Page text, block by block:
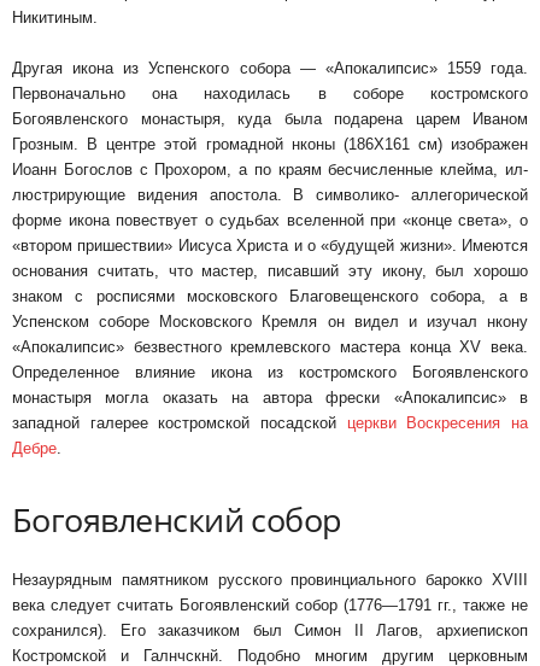
Никитиным.
Другая икона из Успенского собора — «Апока­липсис» 1559 года.
Первоначально она находи­лась в соборе костромского
Богоявленского мо­настыря, куда была подарена царем Иваном
Грозным. В центре этой громадной нконы (186X161 см) изображен
Иоанн Богослов с Прохором, а по краям бесчисленные клейма, ил­
люстрирующие видения апостола. В символико- аллегорической
форме икона повествует о судь­бах вселенной при «конце света», о
«втором пришествии» Иисуса Христа и о «будущей жиз­ни». Имеются
основания считать, что мастер, писавший эту икону, был хорошо
знаком с рос­писями московского Благовещенского собора, а в
Успенском соборе Московского Кремля он видел и изучал нкону
«Апокалипсис» безвест­ного кремлевского мастера конца XV века.
Оп­ределенное влияние икона из костромского Бо­гоявленского
монастыря могла оказать на авто­ра фрески «Апокалипсис» в
западной галерее костромской посадской церкви Воскресения на
Дебре
Бо­гоявленский собор
Незаурядным памятником русского провинци­ального барокко XVIII
века следует считать Бо­гоявленский собор (1776—1791 гг., также не
со­хранился). Его заказчиком был Симон II Лагов, архиепископ
Костромской и Галнчскнй. Подобно многим другим церковным